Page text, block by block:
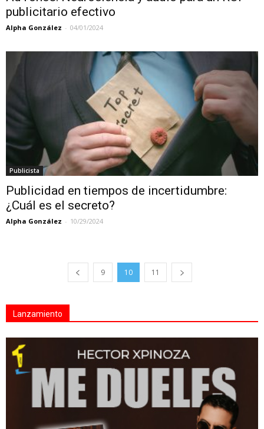
publicitario efectivo
Alpha González - 04/01/2024
Publicista
Publicidad en tiempos de incertidumbre:
¿Cuál es el secreto?
Alpha González - 10/29/2024
9 10 11
Lanzamiento